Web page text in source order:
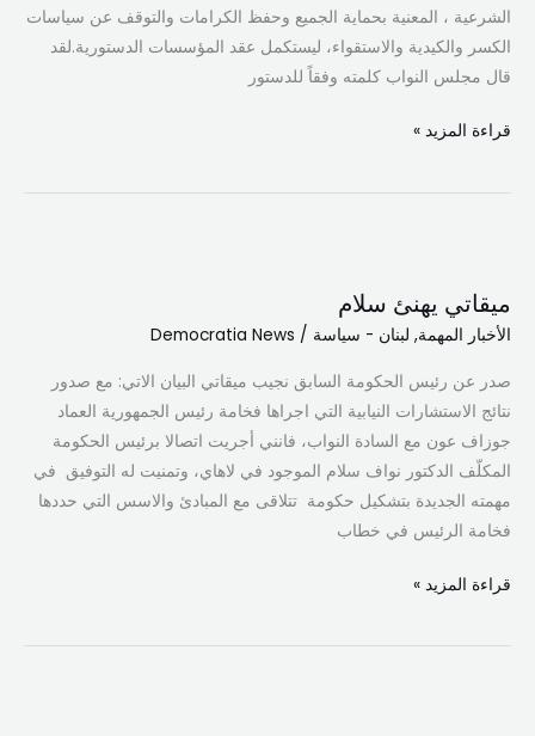
الشرعية ، المعنية بحماية الجميع وحفظ الكرامات والتوقف عن سياسات
الكسر والكيدية والاستقواء، ليستكمل عقد المؤسسات الدستورية.‏لقد
قال مجلس النواب كلمته وفقاً للدستور
قراءة المزيد »
ميقاتي يهنئ سلام
الأخبار المهمة, لبنان - سياسة /
Democratia News
صدر عن رئيس الحكومة السابق نجيب ميقاتي البيان الاتي: مع صدور
نتائج الاستشارات النيابية التي اجراها فخامة رئيس الجمهورية العماد
جوزاف عون مع السادة النواب، فانني أجريت اتصالا برئيس الحكومة
المكلّف الدكتور نواف سلام الموجود في لاهاي، وتمنيت له التوفيق في
مهمته الجديدة بتشكيل حكومة تتلاقى مع المبادئ والاسس التي حددها
فخامة الرئيس في خطاب
سلام
قراءة المزيد »